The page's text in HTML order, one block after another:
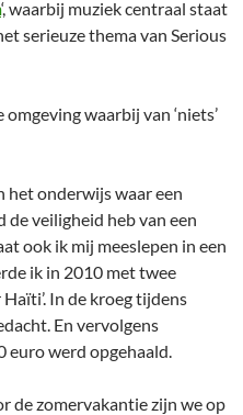
‘, waarbij muziek centraal staat
serieuze thema van Serious
waarbij van ‘niets’
het onderwijs waar een
veiligheid heb van een
ook ik mij meeslepen in een
ik in 2010 met twee
In de kroeg tijdens
En vervolgens
euro werd opgehaald.
de zomervakantie zijn we op